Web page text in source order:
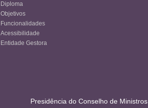
Diploma
Objetivos
Funcionalidades
Acessibilidade
Entidade Gestora
Presidência do Conselho de Ministros